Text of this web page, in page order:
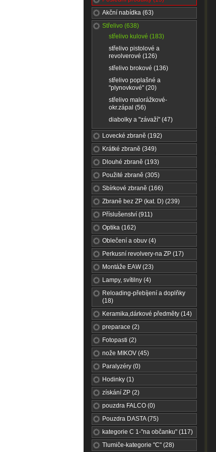
Akční nabídka (63)
Střelivo (638)
střelivo kulové (183)
střelivo pistolové a
revolverové (126)
střelivo brokové (136)
střelivo poplašné a
"plynovkové" (20)
střelivo malorážkové-
okr.zápal (56)
diabolky a "závaží" (47)
Lovecké zbraně (192)
Krátké zbraně (349)
Dlouhé zbraně (193)
Použité zbraně (305)
Sbírkové zbraně (166)
Zbraně bez ZP (kat. D) (239)
Příslušenství (911)
Optika (162)
Oblečení a obuv (4)
Perkusní revolvery-na ZP (17)
Montáže EAW (23)
Lampy, svítilny (4)
Reloading-přebíjení a doplňky
(18)
Keramika,dárkové předměty (14)
preparace (2)
Fotopasti (2)
nože MIKOV (45)
Paralyzéry (0)
Hodinky (1)
získání ZP (2)
pouzdra FALCO (0)
Pouzdra DASTA (75)
kategorie C 1-"na občanku" (117)
Tlumiče-kategorie "C" (28)